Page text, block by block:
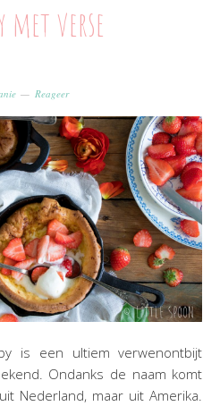
met verse
Reageer
is een ultiem verwenontbijt
Ondanks de naam komt
Nederland, maar uit Amerika.